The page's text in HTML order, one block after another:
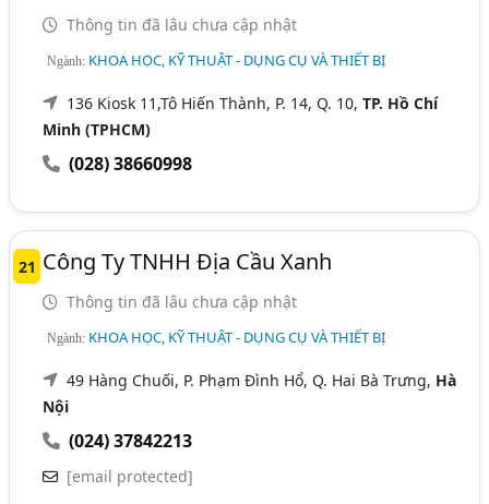
Thông tin đã lâu chưa cập nhật
Ngành: KHOA HỌC, KỸ THUẬT - DỤNG CỤ VÀ THIẾT BỊ
136 Kiosk 11,Tô Hiến Thành, P. 14, Q. 10,TP. Hồ Chí
Minh (TPHCM)
(028) 38660998
21 Công Ty TNHH Địa Cầu Xanh
Thông tin đã lâu chưa cập nhật
Ngành: KHOA HỌC, KỸ THUẬT - DỤNG CỤ VÀ THIẾT BỊ
49 Hàng Chuối, P. Phạm Đình Hổ, Q. Hai Bà Trưng, Hà
Nội
(024) 37842213
[email protected]